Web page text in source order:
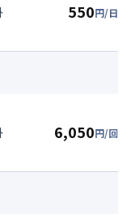
550円/日
6,050円/回